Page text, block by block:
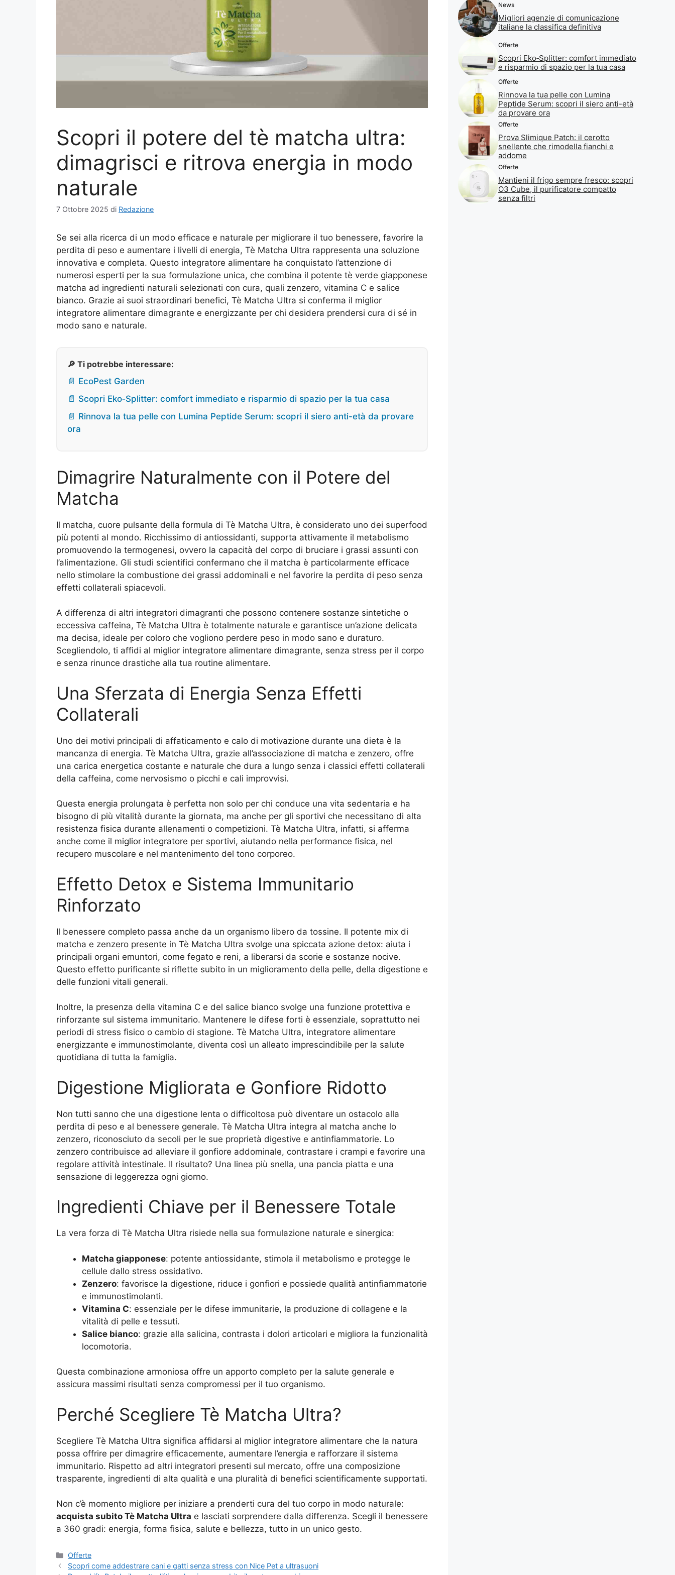
Scopri il potere del tè matcha ultra:
dimagrisci e ritrova energia in modo
naturale
7 Ottobre 2025 di Redazione
Se sei alla ricerca di un modo efficace e naturale per migliorare il tuo benessere, favorire la
perdita di peso e aumentare i livelli di energia, Tè Matcha Ultra rappresenta una soluzione
innovativa e completa. Questo integratore alimentare ha conquistato l’attenzione di
numerosi esperti per la sua formulazione unica, che combina il potente tè verde giapponese
matcha ad ingredienti naturali selezionati con cura, quali zenzero, vitamina C e salice
bianco. Grazie ai suoi straordinari benefici, Tè Matcha Ultra si conferma il miglior
integratore alimentare dimagrante e energizzante per chi desidera prendersi cura di sé in
modo sano e naturale.
🔎 Ti potrebbe interessare:
📄 EcoPest Garden
📄 Scopri Eko‑Splitter: comfort immediato e risparmio di spazio per la tua casa
📄 Rinnova la tua pelle con Lumina Peptide Serum: scopri il siero anti-età da provare
ora
Dimagrire Naturalmente con il Potere del
Matcha
Il matcha, cuore pulsante della formula di Tè Matcha Ultra, è considerato uno dei superfood
più potenti al mondo. Ricchissimo di antiossidanti, supporta attivamente il metabolismo
promuovendo la termogenesi, ovvero la capacità del corpo di bruciare i grassi assunti con
l’alimentazione. Gli studi scientifici confermano che il matcha è particolarmente efficace
nello stimolare la combustione dei grassi addominali e nel favorire la perdita di peso senza
effetti collaterali spiacevoli.
A differenza di altri integratori dimagranti che possono contenere sostanze sintetiche o
eccessiva caffeina, Tè Matcha Ultra è totalmente naturale e garantisce un’azione delicata
ma decisa, ideale per coloro che vogliono perdere peso in modo sano e duraturo.
Scegliendolo, ti affidi al miglior integratore alimentare dimagrante, senza stress per il corpo
e senza rinunce drastiche alla tua routine alimentare.
Una Sferzata di Energia Senza Effetti
Collaterali
Uno dei motivi principali di affaticamento e calo di motivazione durante una dieta è la
mancanza di energia. Tè Matcha Ultra, grazie all’associazione di matcha e zenzero, offre
una carica energetica costante e naturale che dura a lungo senza i classici effetti collaterali
della caffeina, come nervosismo o picchi e cali improvvisi.
Questa energia prolungata è perfetta non solo per chi conduce una vita sedentaria e ha
bisogno di più vitalità durante la giornata, ma anche per gli sportivi che necessitano di alta
resistenza fisica durante allenamenti o competizioni. Tè Matcha Ultra, infatti, si afferma
anche come il miglior integratore per sportivi, aiutando nella performance fisica, nel
recupero muscolare e nel mantenimento del tono corporeo.
Effetto Detox e Sistema Immunitario
Rinforzato
Il benessere completo passa anche da un organismo libero da tossine. Il potente mix di
matcha e zenzero presente in Tè Matcha Ultra svolge una spiccata azione detox: aiuta i
principali organi emuntori, come fegato e reni, a liberarsi da scorie e sostanze nocive.
Questo effetto purificante si riflette subito in un miglioramento della pelle, della digestione e
delle funzioni vitali generali.
Inoltre, la presenza della vitamina C e del salice bianco svolge una funzione protettiva e
rinforzante sul sistema immunitario. Mantenere le difese forti è essenziale, soprattutto nei
periodi di stress fisico o cambio di stagione. Tè Matcha Ultra, integratore alimentare
energizzante e immunostimolante, diventa così un alleato imprescindibile per la salute
quotidiana di tutta la famiglia.
Digestione Migliorata e Gonfiore Ridotto
Non tutti sanno che una digestione lenta o difficoltosa può diventare un ostacolo alla
perdita di peso e al benessere generale. Tè Matcha Ultra integra al matcha anche lo
zenzero, riconosciuto da secoli per le sue proprietà digestive e antinfiammatorie. Lo
zenzero contribuisce ad alleviare il gonfiore addominale, contrastare i crampi e favorire una
regolare attività intestinale. Il risultato? Una linea più snella, una pancia piatta e una
sensazione di leggerezza ogni giorno.
Ingredienti Chiave per il Benessere Totale
La vera forza di Tè Matcha Ultra risiede nella sua formulazione naturale e sinergica:
Matcha giapponese: potente antiossidante, stimola il metabolismo e protegge le
cellule dallo stress ossidativo.
Zenzero: favorisce la digestione, riduce i gonfiori e possiede qualità antinfiammatorie
e immunostimolanti.
Vitamina C: essenziale per le difese immunitarie, la produzione di collagene e la
vitalità di pelle e tessuti.
Salice bianco: grazie alla salicina, contrasta i dolori articolari e migliora la funzionalità
locomotoria.
Questa combinazione armoniosa offre un apporto completo per la salute generale e
assicura massimi risultati senza compromessi per il tuo organismo.
Perché Scegliere Tè Matcha Ultra?
Scegliere Tè Matcha Ultra significa affidarsi al miglior integratore alimentare che la natura
possa offrire per dimagrire efficacemente, aumentare l’energia e rafforzare il sistema
immunitario. Rispetto ad altri integratori presenti sul mercato, offre una composizione
trasparente, ingredienti di alta qualità e una pluralità di benefici scientificamente supportati.
Non c’è momento migliore per iniziare a prenderti cura del tuo corpo in modo naturale:
acquista subito Tè Matcha Ultra e lasciati sorprendere dalla differenza. Scegli il benessere
a 360 gradi: energia, forma fisica, salute e bellezza, tutto in un unico gesto.
Categorie
Offerte
Scopri come addestrare cani e gatti senza stress con Nice Pet a ultrasuoni
News
Migliori agenzie di comunicazione
italiane la classifica definitiva
Offerte
Scopri Eko‑Splitter: comfort immediato
e risparmio di spazio per la tua casa
Offerte
Rinnova la tua pelle con Lumina
Peptide Serum: scopri il siero anti-età
da provare ora
Offerte
Prova Slimique Patch: il cerotto
snellente che rimodella fianchi e
addome
Offerte
Mantieni il frigo sempre fresco: scopri
O3 Cube, il purificatore compatto
senza filtri